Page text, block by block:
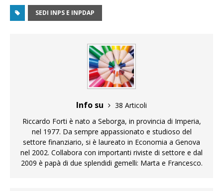
SEDI INPS E INPDAP
Info su
38 Articoli
Riccardo Forti è nato a Seborga, in provincia di Imperia,
nel 1977. Da sempre appassionato e studioso del
settore finanziario, si è laureato in Economia a Genova
nel 2002. Collabora con importanti riviste di settore e dal
2009 è papà di due splendidi gemelli: Marta e Francesco.